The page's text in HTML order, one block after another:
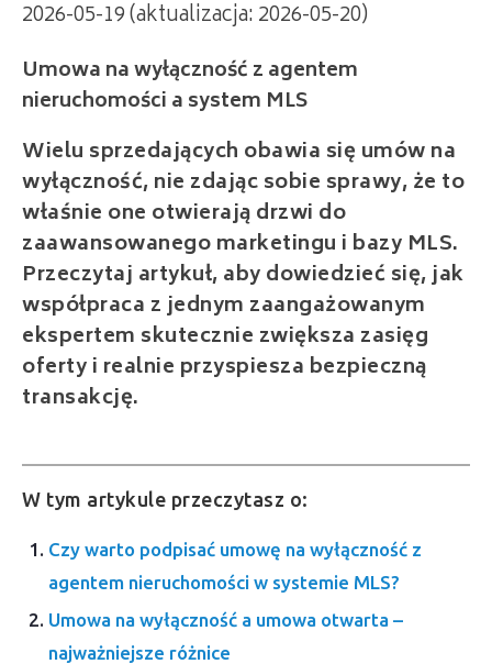
2026-05-19 (aktualizacja: 2026-05-20)
Umowa na wyłączność z agentem
Wielu sprzedających obawia się umów na
wyłączność, nie zdając sobie sprawy, że to
właśnie one otwierają drzwi do
zaawansowanego marketingu i bazy MLS.
Przeczytaj artykuł, aby dowiedzieć się, jak
współpraca z jednym zaangażowanym
ekspertem skutecznie zwiększa zasięg
oferty i realnie przyspiesza bezpieczną
transakcję.
W tym artykule przeczytasz o:
Czy warto podpisać umowę na wyłączność z
agentem nieruchomości w systemie MLS?
Umowa na wyłączność a umowa otwarta –
najważniejsze różnice